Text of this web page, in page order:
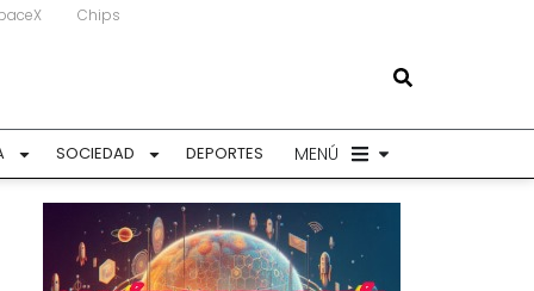
Chips
SOCIEDAD DEPORTES MENÚ